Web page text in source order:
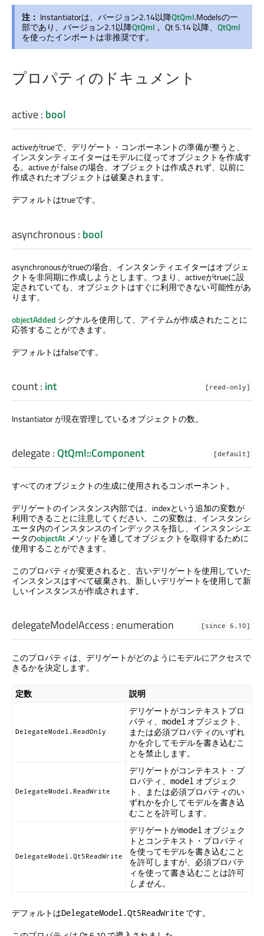
注： Instantiatorは、バージョン2.14以降QtQml.Modelsの一
部であり、バージョン2.1以降QtQml 。Qt 5.14 以降、 QtQml
を使ったインポートは非推奨です。
プロパティのドキュメント
active: bool
activeがtrueで、デリゲート・コンポーネントの準備が整うと、
インスタンティエイターはモデルに従ってオブジェクトを作成す
る。active が false の場合、オブジェクトは作成されず、以前に
作成されたオブジェクトは破棄されます。
デフォルトはtrueです。
asynchronous: bool
asynchronousがtrueの場合、インスタンティエイターはオブジェ
クトを非同期に作成しようとします。つまり、activeがtrueに設
定されていても、オブジェクトはすぐに利用できない可能性があ
ります。
objectAdded シグナルを使用して、アイテムが作成されたことに
応答することができます。
デフォルトはfalseです。
count: int [read-only]
Instantiator が現在管理しているオブジェクトの数。
delegate:QtQml::Component [default]
すべてのオブジェクトの生成に使用されるコンポーネント。
デリゲートのインスタンス内部では、indexという追加の変数が
利用できることに注意してください。この変数は、インスタンシ
エータ内のインスタンスのインデックスを指し、インスタンシエ
ータのobjectAt メソッドを通してオブジェクトを取得するために
使用することができます。
このプロパティが変更されると、古いデリゲートを使用していた
インスタンスはすべて破棄され、新しいデリゲートを使用して新
しいインスタンスが作成されます。
delegateModelAccess: enumeration [since 6.10]
このプロパティは、デリゲートがどのようにモデルにアクセスで
きるかを決定します。
定数 説明
DelegateModel.ReadOnly
デリゲートがコンテキストプロ
パティ、 model オブジェクト、
または必須プロパティのいずれ
かを介してモデルを書き込むこ
とを禁止します。
DelegateModel.ReadWrite
デリゲートがコンテキスト・プ
ロパティ、 model オブジェク
ト、または必須プロパティのい
ずれかを介してモデルを書き込
むことを許可します。
DelegateModel.Qt5ReadWrite
デリゲートがmodel オブジェク
トとコンテキスト・プロパティ
を使ってモデルを書き込むこと
を許可しますが、必須プロパテ
ィを使って書き込むことは許可
しません。
デフォルトはDelegateModel.Qt5ReadWrite です。